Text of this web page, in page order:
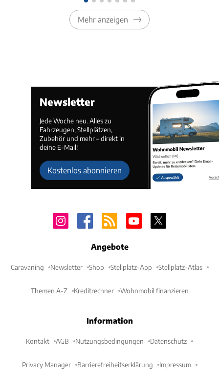
Mehr anzeigen
Newsletter
Jede Woche neu. Alles zu
Fahrzeugen, Stellplätzen,
Zubehör und mehr – direkt in
deine E-Mail!
Kostenlos abonnieren
Angebote
Caravaning Newsletter Shop Stellplatz-App Stellplatz-Atlas
Themen A-Z Kreditrechner Wohnmobil finanzieren
Information
Kontakt AGB Nutzungsbedingungen Datenschutz
Privacy Manager Barrierefreiheitserklärung Impressum